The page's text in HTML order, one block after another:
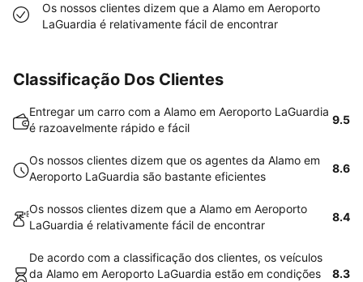
Os nossos clientes dizem que a Alamo em Aeroporto
LaGuardia é relativamente fácil de encontrar
Classificação Dos Clientes
Entregar um carro com a Alamo em Aeroporto LaGuardia
é razoavelmente rápido e fácil
9.5
Os nossos clientes dizem que os agentes da Alamo em
Aeroporto LaGuardia são bastante eficientes
8.6
Os nossos clientes dizem que a Alamo em Aeroporto
LaGuardia é relativamente fácil de encontrar
8.4
De acordo com a classificação dos clientes, os veículos
da Alamo em Aeroporto LaGuardia estão em condições
8.3